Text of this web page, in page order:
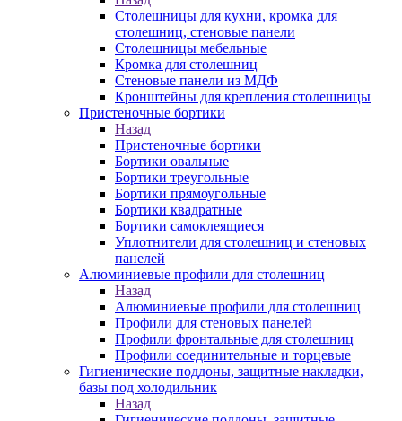
Столешницы для кухни, кромка для
столешниц, стеновые панели
Столешницы мебельные
Кромка для столешниц
Стеновые панели из МДФ
Кронштейны для крепления столешницы
Пристеночные бортики
Назад
Пристеночные бортики
Бортики овальные
Бортики треугольные
Бортики прямоугольные
Бортики квадратные
Бортики самоклеящиеся
Уплотнители для столешниц и стеновых
панелей
Алюминиевые профили для столешниц
Назад
Алюминиевые профили для столешниц
Профили для стеновых панелей
Профили фронтальные для столешниц
Профили соединительные и торцевые
Гигиенические поддоны, защитные накладки,
базы под холодильник
Назад